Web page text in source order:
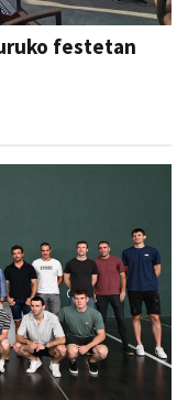
festetan